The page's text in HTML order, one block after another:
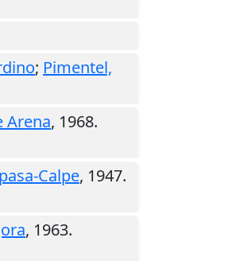
; Pimentel,
Arena, 1968.
Calpe, 1947.
, 1963.